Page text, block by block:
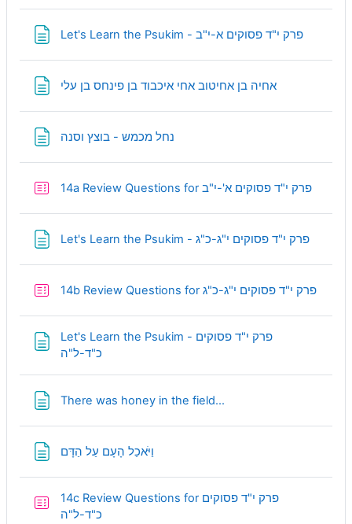
Let's Learn the Psukim - פרק י"ד פסוקים א-י"בPage
אחיה בן אחיטוב אחי איכבוד בן פינחס בן עליPage
נחל מכמש - בוצץ וסנה
14a Review Questions for פרק י"ד פסוקים א'-י"בQuiz
Let's Learn the Psukim - פרק י"ד פסוקים י"ג-כ"גPage
14b Review Questions for פרק י"ד פסוקים י"ג-כ"גQuiz
Let's Learn the Psukim - פרק י"ד פסוקים
כ"ד-ל"ה
There was honey in the field...
וַיֹּאכַל הָעָם עַל הַדָּם
14c Review Questions for פרק י"ד פסוקים
כ"ד-ל"ה